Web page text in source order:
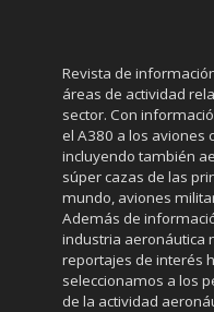
Revista de
áreas de actividad
sector. Con
el A380 a los aviones
incluyendo también
súper cazas de las
mundo, aviones
Además de
industria aeronáutica
reportajes de interés
seleccionamos a los
de la actividad